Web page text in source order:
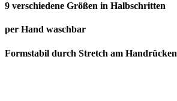
9 verschiedene Größen in Halbschritten
per Hand waschbar
Formstabil durch Stretch am Handrücken